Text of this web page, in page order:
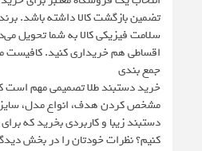
تضمین بازگشت کالا داشته باشد.
سلامت فیزیکی کالا به شما تحویل
اقساطی هم خریداری کنید. کافیست
جمع بندی
خرید دستبند طلا تصمیمی مهم است
مشخص کردن هدف، انواع مدل، سایز و
دستبند زیبا و کاربردی بخرید که
کنیم؟ نظرات خودتان را در بخش